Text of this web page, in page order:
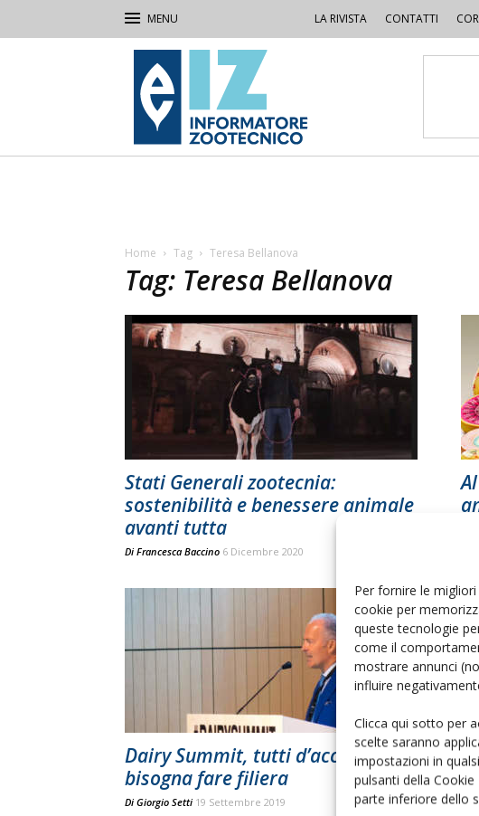
Per fornire le
cookie per
queste tecnologie
come il
mostrare annunci
influire
Clicca qui sotto per
scelte saranno
impostazioni in
pulsanti della
parte inferiore dello
LA RIVISTA CONTATTI
IZ
Informatore
Zootecnico
Home Tag Teresa Bellanova
Tag: Teresa Bellanova
Stati Generali zootecnia:
sostenibilità e benessere animale
avanti tutta
Di Francesca Baccino 6 Dicembre 2020
Dairy Summit, tutti d’accordo:
bisogna fare filiera
Di Giorgio Setti 19 Settembre 2019